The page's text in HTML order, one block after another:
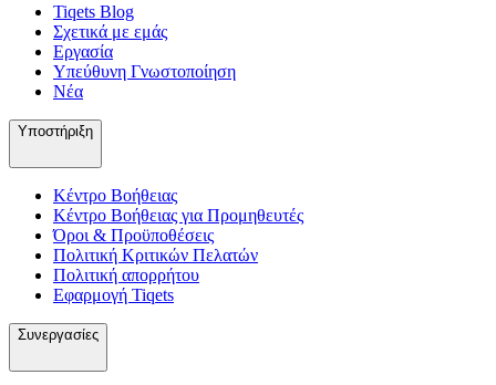
Tiqets Βlog
Σχετικά με εμάς
Εργασία
Υπεύθυνη Γνωστοποίηση
Νέα
Υποστήριξη
Κέντρο Βοήθειας
Κέντρο Βοήθειας για Προμηθευτές
Όροι & Προϋποθέσεις
Πολιτική Κριτικών Πελατών
Πολιτική απορρήτου
Εφαρμογή Tiqets
Συνεργασίες